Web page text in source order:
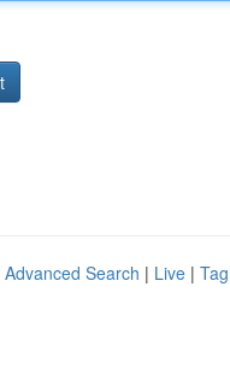
Advanced Search | Live |